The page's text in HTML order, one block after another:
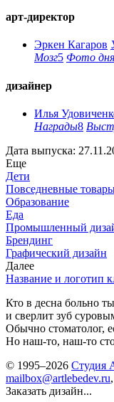
арт-директор
Эркен Кагаров
Мозг5 Фото дня
дизайнер
Илья
Награды8
Дата выпуска:
Еще
Дети
Повседневные
Образование
Еда
Промышленный
Брендинг
Графический дизайн
Далее
Название и логотип
Кто в десна больно
и сверлит зуб
Обычно стоматолог,
Но наш-то, наш-то
© 1995–2026 Студия
mailbox@artlebedev.ru,
Заказать дизайн...